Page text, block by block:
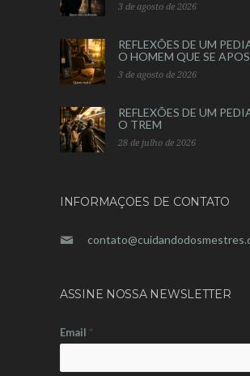
3 de agosto de 2026
REFLEXÕES DE UM
O HOMEM QUE SE
3 de agosto de 2026
REFLEXÕES DE UM
O TREM
28 de julho de 2026
INFORMAÇOES DE CONTATO
ASSINE NOSSA NEWSLETTER
Email *